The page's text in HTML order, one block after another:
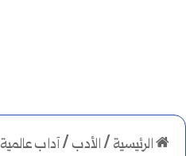
الرئيسية /الأدب /آداب عالمية